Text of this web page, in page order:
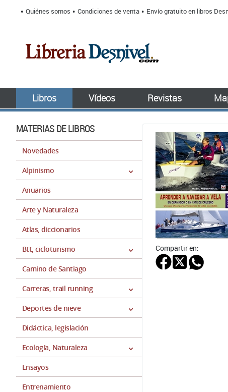
Quiénes somos Condiciones de venta Envío gratuito en libros
Libros Vídeos Revistas
MATERIAS DE LIBROS
Novedades
Alpinismo
Anuarios
Arte y Naturaleza
Atlas, diccionarios
Btt, cicloturismo
Camino de Santiago
Carreras, trail running
Deportes de nieve
Didáctica, legislación
Ecología, Naturaleza
Ensayos
Entrenamiento
Compartir en: